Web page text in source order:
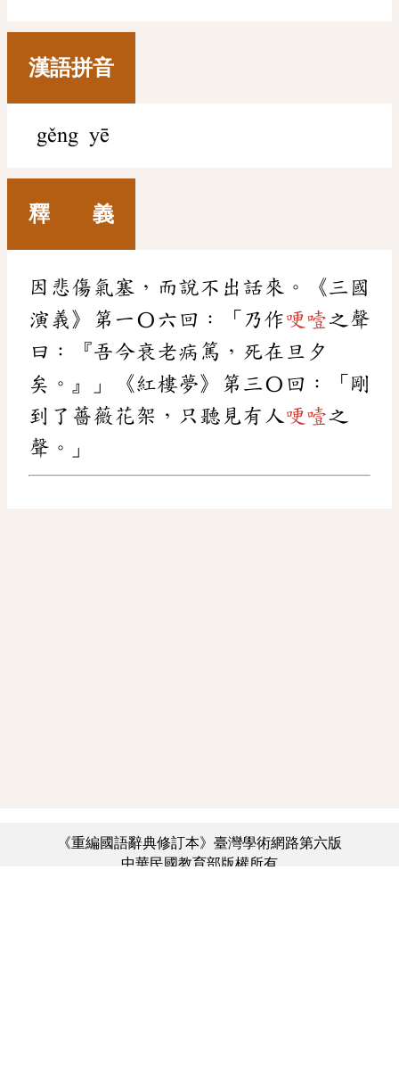
漢語拼音
gěng yē
釋 義
因悲傷氣塞，而說不出話來。《三國
演義》第一〇六回：「乃作哽噎之聲
曰：『吾今衰老病篤，死在旦夕
矣。』」《紅樓夢》第三〇回：「剛
到了薔薇花架，只聽見有人哽噎之
聲。」
《重編國語辭典修訂本》臺灣學術網路第六版
中華民國教育部版權所有